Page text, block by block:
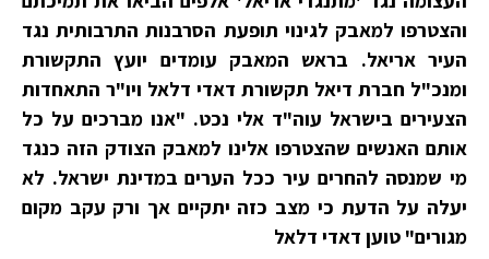
והצטרפו למאבק לגינוי תופעת הסרבנות התרבותית נגד
העיר אריאל. בראש המאבק עומדים יועץ התקשורת
ומנכ"ל חברת דיאל תקשורת דאדי דלאל ויו"ר התאחדות
הצעירים בישראל עוה"ד אלי נכט. "אנו מברכים על כל
אותם האנשים שהצטרפו אלינו למאבק הצודק הזה כנגד
מי שמנסה להחרים עיר ככל הערים במדינת ישראל. לא
יעלה על הדעת כי מצב כזה יתקיים אך ורק עקב מקום
מגורים" טוען דאדי דלאל